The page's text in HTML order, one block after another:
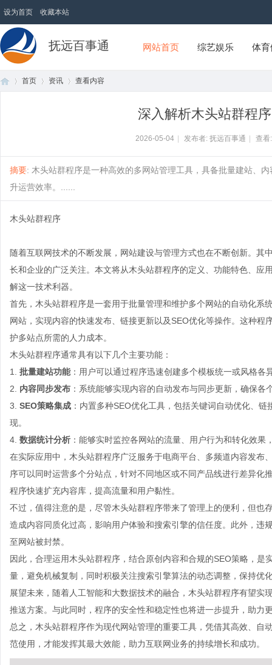
设为首页 收藏本站
抚远百事通 网站首页 综艺娱乐 体
首页 资讯 查看内容
深入解析木头站群程
2026-05-04 发布者: 抚远百事通 查
摘要: 木头站群程序是一种高效的多网站管理工具，具备批量建站、
升运营效率。......
木头站群程序
随着互联网技术的不断发展，网站建设与管理方式也在不断创新。其
长和企业的广泛关注。本文将从木头站群程序的定义、功能特色、应
解这一技术利器。
首先，木头站群程序是一套用于批量管理和维护多个网站的自动化系
网站，实现内容的快速发布、链接更新以及SEO优化等操作。这种
护多站点所需的人力成本。
木头站群程序通常具有以下几个主要功能：
1. 批量建站功能：用户可以通过程序迅速创建多个模板统一或风格各
2. 内容同步发布 ：系统能够实现内容的自动发布与同步更新，确保各
3. SEO策略集成 ：内置多种SEO优化工具，包括关键词自动优化、
现。
4. 数据统计分析 ：能够实时监控各网站的流量、用户行为和转化效
在实际应用中，木头站群程序广泛服务于电商平台、多频道内容发布
序可以同时运营多个分站点，针对不同地区或不同产品线进行差异
程序快速扩充内容库，提高流量和用户黏性。
不过，值得注意的是，尽管木头站群程序带来了管理上的便利，但也
造成内容同质化过高，影响用户体验和搜索引擎的信任度。此外，违
至网站被封禁。
因此，合理运用木头站群程序，结合原创内容和合规的SEO策略，
量，避免机械复制，同时积极关注搜索引擎算法的动态调整，保持优
展望未来，随着人工智能和大数据技术的融合，木头站群程序有望
推送方案。与此同时，程序的安全性和稳定性也将进一步提升，助力
总之，木头站群程序作为现代网站管理的重要工具，凭借其高效、
范使用，才能发挥其最大效能，助力互联网业务的持续增长和成功。